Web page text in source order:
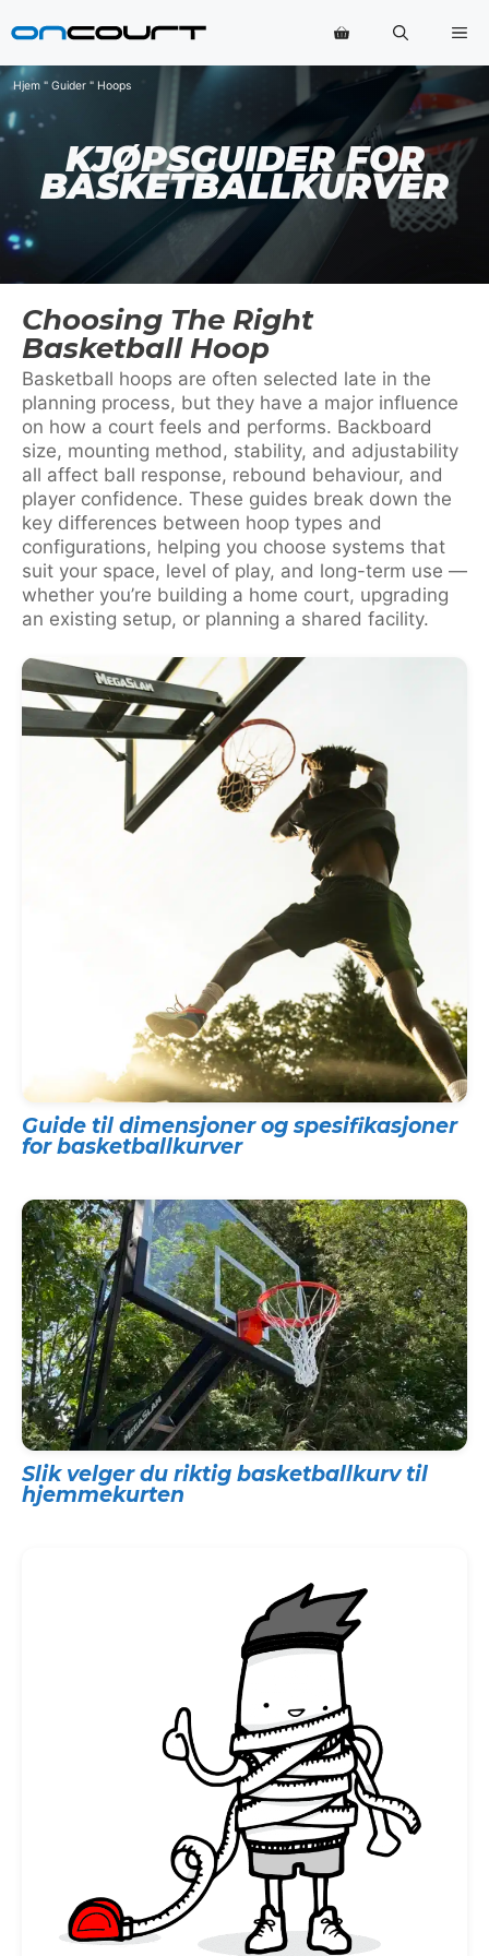
til
Hjem " Guider " Hoops
KJØPSGUIDER FOR
BASKETBALLKURVER
Choosing The Right
Basketball Hoop
Basketball hoops are often selected late in the
planning process, but they have a major influence
on how a court feels and performs. Backboard
size, mounting method, stability, and adjustability
all affect ball response, rebound behaviour, and
player confidence. These guides break down the
key differences between hoop types and
configurations, helping you choose systems that
suit your space, level of play, and long-term use —
whether you’re building a home court, upgrading
an existing setup, or planning a shared facility.
Guide til dimensjoner og spesifikasjoner
for basketballkurver
Slik velger du riktig basketballkurv til
hjemmekurten